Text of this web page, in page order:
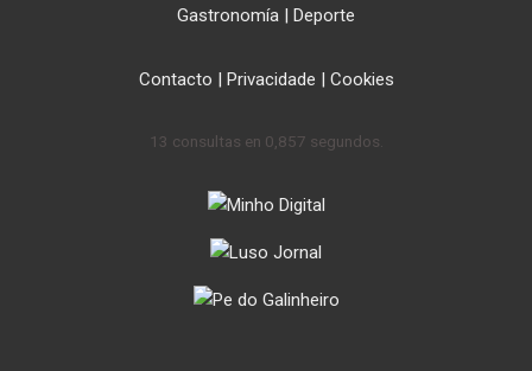
Gastronomía | Deporte
Contacto | Privacidade | Cookies
13 consultas en 0,857 segundos.